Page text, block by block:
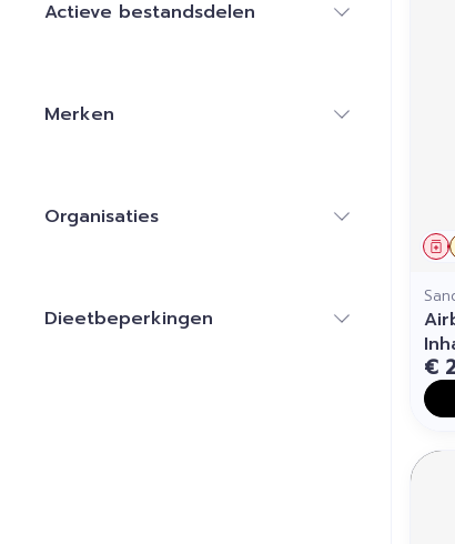
Actieve bestandsdelen
Merken
Organisaties
Dieetbeperkingen
€